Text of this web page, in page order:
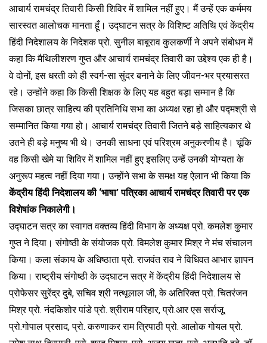
आचार्य रामचंद्र तिवारी किसी शिविर में शामिल नहीं हुए। मैं उन्हें एक कर्ममय
सारस्वत आलोचक मानता हूँ। उद्घाटन सत्र के विशिष्ट अतिथि एवं केंद्रीय
हिंदी निदेशालय के निदेशक प्रो. सुनील बाबूराव कुलकर्णी ने अपने संबोधन में
कहा कि मैथिलीशरण गुप्त और आचार्य रामचंद्र तिवारी का उद्देश्य एक ही है।
वे दोनों, इस धरती को ही स्वर्ग-सा सुंदर बनाने के लिए जीवन-भर प्रयासरत
रहे। उन्होंने कहा कि किसी शिक्षक के लिए यह बहुत बड़ा सम्मान है कि
जिसका छात्र साहित्य की प्रतिनिधि सभा का अध्यक्ष रहा हो और पद्मश्री से
सम्मानित किया गया हो। आचार्य रामचंद्र तिवारी जितने बड़े साहित्यकार थे
उतने ही बड़े मनुष्य भी थे। उनकी साधना एवं परिश्रम अनुकरणीय है। चूंकि
वह किसी खेमे या शिविर में शामिल नहीं हुए इसलिए उन्हें उनकी योग्यता के
अनुरूप महत्व नहीं दिया गया। उन्होंने सभा के समक्ष यह ऐलान भी किया कि
केंद्रीय हिंदी निदेशालय की ‘भाषा’ पत्रिका आचार्य रामचंद्र तिवारी पर एक
विशेषांक निकालेगी।
उद्घाटन सत्र का स्वागत वक्तव्य हिंदी विभाग के अध्यक्ष प्रो. कमलेश कुमार
गुप्त ने दिया। संगोष्ठी के संयोजक प्रो. विमलेश कुमार मिश्र ने मंच संचालन
किया। कला संकाय के अधिष्ठाता प्रो. राजवंत राव ने विधिवत आभार ज्ञापन
किया। राष्ट्रीय संगोष्ठी के उद्घाटन सत्र में केंद्रीय हिंदी निदेशालय से
प्रोफेसर सुरेंद्र दुबे, सचिव श्री नत्थूलाल जी, के अतिरिक्त प्रो. चितरंजन
मिश्र प्रो. नंदकिशोर पांडे प्रो. श्रीराम परिहार, प्रो.आर एस सर्राजू,
प्रो.गोपाल प्रसाद, प्रो. करुणाकर राम त्रिपाठी प्रो. आलोक गोयल प्रो.